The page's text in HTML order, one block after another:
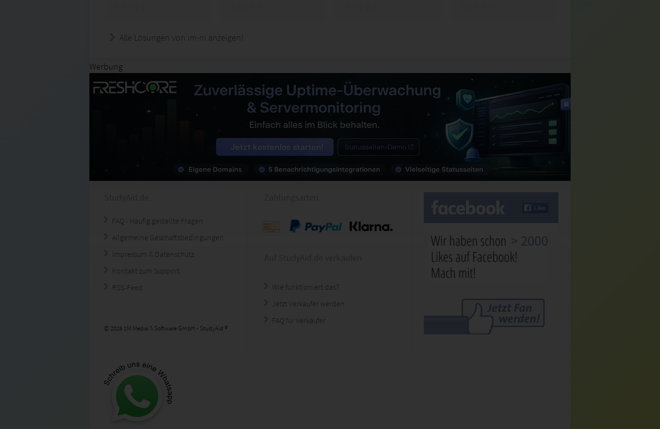
Alle Lösungen von im-ni anzeigen!
Werbung
FAQ - Häufig gestellte Fragen
Allgemeine Geschäftsbedingungen
Impressum & Datenschutz
Kontakt zum Support
RSS-Feed
© 2026 1M Media & Software GmbH - StudyAid ®
Wie funktioniert das?
Jetzt Verkäufer werden
FAQ für Verkäufer
> 2000